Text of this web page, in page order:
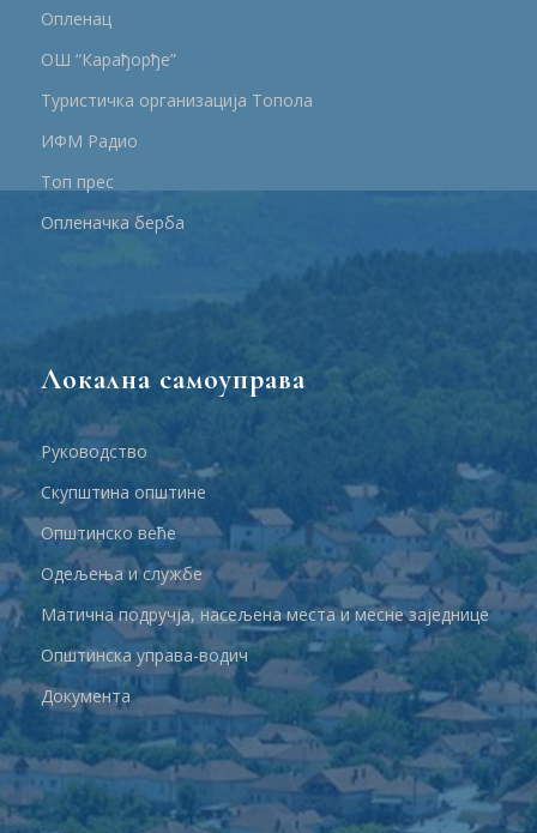
Опленац
ОШ “Карађорђе”
Туристичка организација Топола
ИФМ Радио
Топ прес
Опленачка берба
Локална самоуправа
Руководство
Скупштина општине
Општинско веће
Одељења и службе
Матична подручја, насељена места и месне заједнице
Општинска управа-водич
Документа